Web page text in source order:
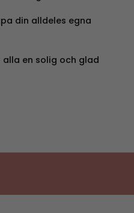
din alldeles egna
alla en solig och glad